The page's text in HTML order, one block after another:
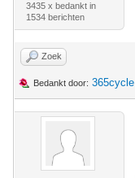
3435 x bedankt in
1534 berichten
Zoek
Bedankt door: 365cycle